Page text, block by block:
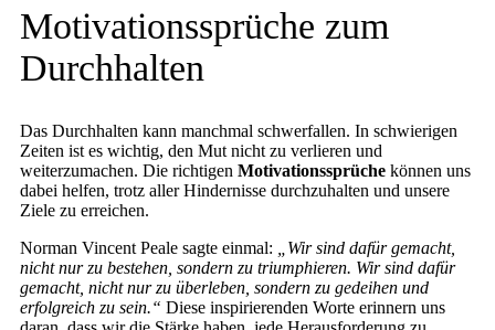
Motivationssprüche zum
Durchhalten
Das Durchhalten kann manchmal schwerfallen. In schwierigen
Zeiten ist es wichtig, den Mut nicht zu verlieren und
weiterzumachen. Die richtigen Motivationssprüche können uns
dabei helfen, trotz aller Hindernisse durchzuhalten und unsere
Ziele zu erreichen.
Norman Vincent Peale sagte einmal:
„Wir sind dafür gemacht,
nicht nur zu bestehen, sondern zu triumphieren. Wir sind dafür
gemacht, nicht nur zu überleben, sondern zu gedeihen und
erfolgreich zu sein.“ Diese inspirierenden Worte erinnern uns